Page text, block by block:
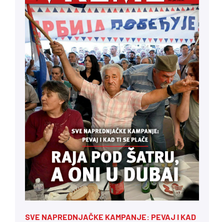
SVE NAPREDNJAČKE KAMPANJE: PEVAJ I KAD